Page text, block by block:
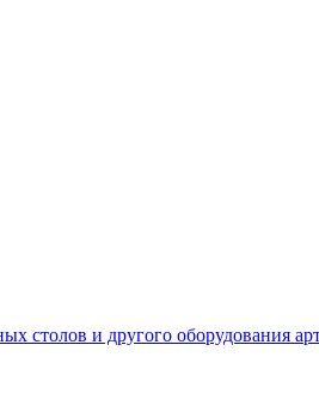
столов и другого оборудования